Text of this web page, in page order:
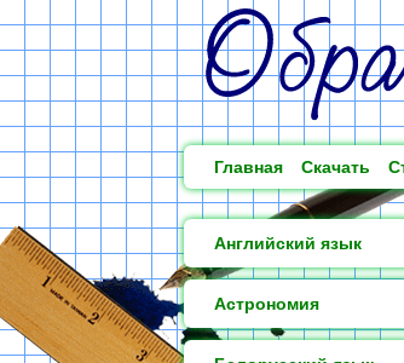
Главная Скачать
Английский язык
Астрономия